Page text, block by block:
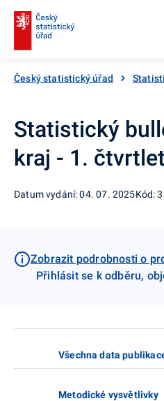
Český statistický úřad
Statistický
kraj - 1.
Datum vydání: 04. 07. 2025Kód:
Zobrazit podrobnosti o
Přihlásit se k odběru,
Všechna data
Metodické vysvětlivky